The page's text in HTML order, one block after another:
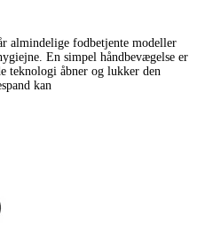
almindelige fodbetjente modeller
En simpel håndbevægelse er
teknologi åbner og lukker den
kan